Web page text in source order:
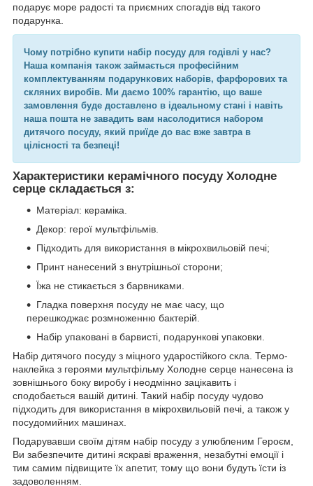
подарує море радості та приємних спогадів від такого
подарунка.
Чому потрібно купити набір посуду для годівлі у нас?
Наша компанія також займається професійним
комплектуванням подарункових наборів, фарфорових та
скляних виробів. Ми даємо 100% гарантію, що ваше
замовлення буде доставлено в ідеальному стані і навіть
наша пошта не завадить вам насолодитися набором
дитячого посуду, який приїде до вас вже завтра в
цілісності та безпеці!
Характеристики керамічного посуду Холодне
серце складається з:
Матеріал: кераміка.
Декор: герої мультфільмів.
Підходить для використання в мікрохвильовій печі;
Принт нанесений з внутрішньої сторони;
Їжа не стикається з барвниками.
Гладка поверхня посуду не має часу, що
перешкоджає розмноженню бактерій.
Набір упаковані в барвисті, подарункові упаковки.
Набір дитячого посуду з міцного ударостійкого скла. Термо-
наклейка з героями мультфільму Холодне серце нанесена із
зовнішнього боку виробу і неодмінно зацікавить і
сподобається вашій дитині. Такий набір посуду чудово
підходить для використання в мікрохвильовій печі, а також у
посудомийних машинах.
Подарувавши своїм дітям набір посуду з улюбленим Героєм,
Ви забезпечите дитині яскраві враження, незабутні емоції і
тим самим підвищите їх апетит, тому що вони будуть їсти із
задоволенням.